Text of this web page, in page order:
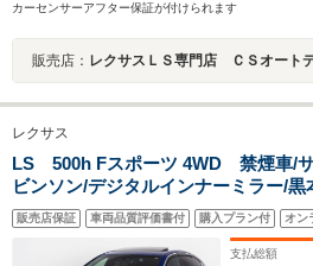
カーセンサーアフター保証が付けられます
販売店： レクサスＬＳ専門店 ＣＳオートディーラー ４０系 ５０系
レクサス
LS 500h Fスポーツ 4WD 禁煙車/
ビンソン/デジタルインナーミラー/黒
セーフティーシステム+A/プリクラッ
ズC/BSM/クリアランスソナー/パノラ
ー/LEDライト/4WD
販売店保証 車両品質評価書付 購入プラン付 オン
支払総額